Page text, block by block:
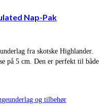
Nap-Pak
fra skotske Highlander.
på 5 cm. Den er perfekt til både